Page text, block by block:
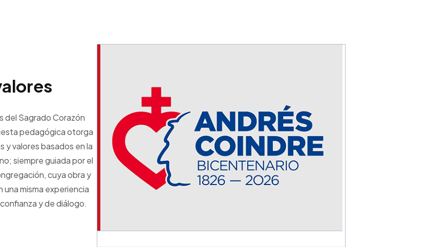
del Sagrado Corazón
pedagógica otorga
y valores basados en la
siempre guiada por el
cuya obra y
una misma experiencia
y de diálogo.